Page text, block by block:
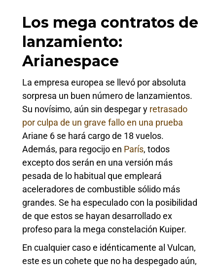
Los mega contratos de
lanzamiento:
Arianespace
La empresa europea se llevó por absoluta
sorpresa un buen número de lanzamientos.
Su novísimo, aún sin despegar y retrasado
por culpa de un grave fallo en una prueba
Ariane 6 se hará cargo de 18 vuelos.
Además, para regocijo en París, todos
excepto dos serán en una versión más
pesada de lo habitual que empleará
aceleradores de combustible sólido más
grandes. Se ha especulado con la posibilidad
de que estos se hayan desarrollado ex
profeso para la mega constelación Kuiper.
En cualquier caso e idénticamente al Vulcan,
este es un cohete que no ha despegado aún,